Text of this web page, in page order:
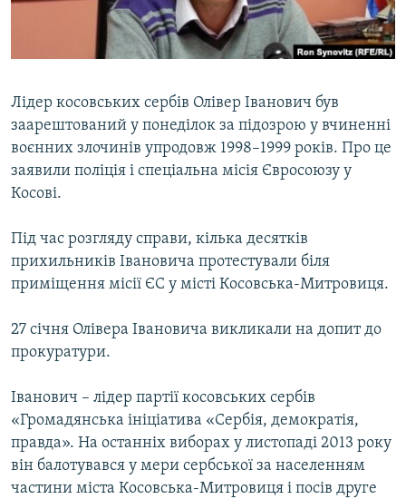
ВІДЕОУРОКИ «ELIFBE»
СВІДЧЕННЯ ОКУПАЦІЇ
ІНФОГРАФІКА
Qırımtatar
ДОЛУЧАЙСЯ!
Усі сайти RFE/RL
Лідер косовських сербів Олівер Іванович був
заарештований у понеділок за підозрою у вчиненні
воєнних злочинів упродовж 1998–1999 років. Про це
заявили поліція і спеціальна місія Євросоюзу у
Косові.
Під час розгляду справи, кілька десятків
прихильників Івановича протестували біля
приміщення місії ЄС у місті Косовська-Митровиця.
27 січня Олівера Івановича викликали на допит до
прокуратури.
Іванович – лідер партії косовських сербів
«Громадянська ініціатива «Сербія, демократія,
правда». На останніх виборах у листопаді 2013 року
він балотувався у мери сербської за населенням
частини міста Косовська-Митровиця і посів друге